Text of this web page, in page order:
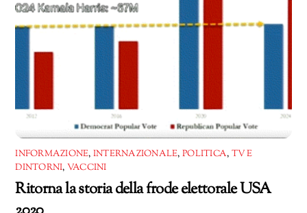
INFORMAZIONE, INTERNAZIONALE, POLITICA, TV E
DINTORNI, VACCINI
Ritorna la storia della frode elettorale USA